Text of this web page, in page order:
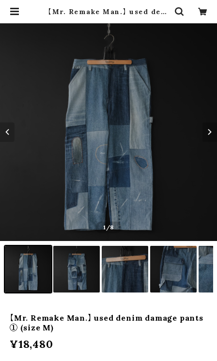
【Mr. Remake Man.】 used deni
dros dro
1 /8
【Mr. Remake Man.】 used denim damage pants
① (size M)
¥18,480